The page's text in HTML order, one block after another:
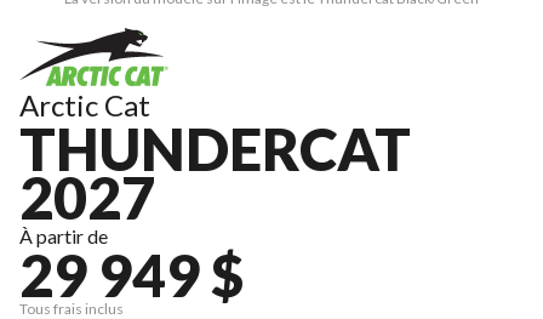
Arctic Cat
THUNDERCAT
2027
À partir de
29 949 $
Tous frais inclus